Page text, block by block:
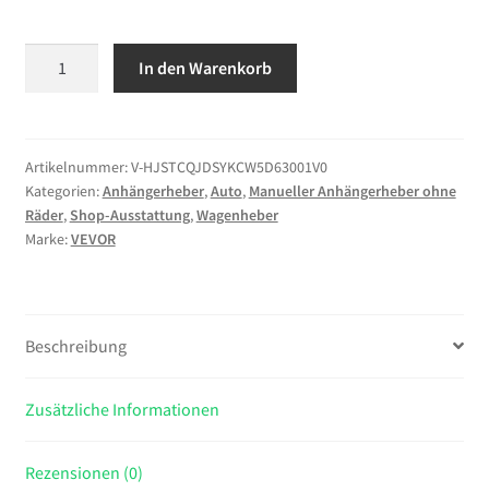
Tragkraft,
Anhängerstütze
mit
Kurbel,
bis
mm,
Ausdrehstütze
In den Warenkorb
Artikelnummer:V-HJSTCQJDSYKCW5D63001V0
Kategorien:Anhängerheber,Auto, Manueller Anhängerheber ohne
Räder,Shop-Ausstattung,Wagenheber
Marke:VEVOR
Beschreibung
Zusätzliche Informationen
Rezensionen (0)